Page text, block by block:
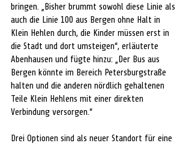
bringen. „Bisher brummt sowohl diese Linie als
auch die Linie 100 aus Bergen ohne Halt in
Klein Hehlen durch, die Kinder müssen erst in
die Stadt und dort umsteigen“, erläuterte
Abenhausen und fügte hinzu: „Der Bus aus
Bergen könnte im Bereich Petersburgstraße
halten und die anderen nördlich gehaltenen
Teile Klein Hehlens mit einer direkten
Verbindung versorgen.“
Drei Optionen sind als neuer Standort für eine